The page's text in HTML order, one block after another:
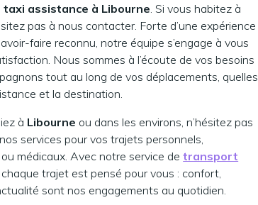
taxi assistance à Libourne . Si vous habitez à
pas à nous contacter. Forte d’une expérience
faire reconnu, notre équipe s’engage à vous
Nous sommes à l’écoute de vos besoins
tout au long de vos déplacements, quelles
et la destination.
à Libourne ou dans les environs, n’hésitez pas
services pour vos trajets personnels,
médicaux. Avec notre service detransport
, chaque trajet est pensé pour vous : confort,
sont nos engagements au quotidien.